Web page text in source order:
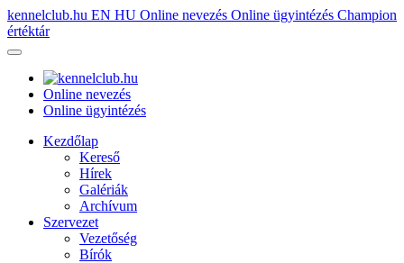
kennelclub.hu EN HU Online nevezés Online ügyintézés Champion
értéktár
Online nevezés
Online ügyintézés
Kezdőlap
Kereső
Hírek
Galériák
Archívum
Szervezet
Vezetőség
Bírók